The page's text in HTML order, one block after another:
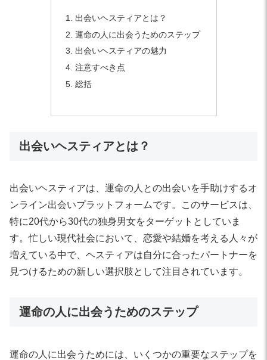
出会いヘスティアとは？
運命の人に出会うためのステップ
出会いヘスティアの魅力
注意すべき点
総括
出会いヘスティアとは？
出会いヘスティアは、運命の人との出会いを手助けするオ
ンライン出会いプラットフォームです。このサービスは、
特に20代から30代の独身男女をターゲットとしていま
す。忙しい現代社会において、恋愛や結婚を考える人々が
増えている中で、ヘスティアは自分に合ったパートナーを
見つけるための新しい選択肢として注目されています。
運命の人に出会うためのステップ
運命の人に出会うためには、いくつかの重要なステップを